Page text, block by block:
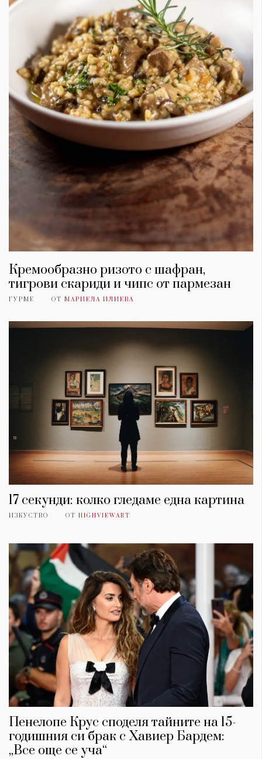
Кремообразно ризото с шафран,
тигрови скариди и чипс от пармезан
ГУРМЕ ОТ МАРИЕЛА ИЛИЕВА
17 секунди: колко гледаме една картина
ИЗКУСТВО ОТ HIGHVIEWART
Пенелопе Крус споделя тайните на 15-
годишния си брак с Хавиер Бардем:
„Все още се уча“